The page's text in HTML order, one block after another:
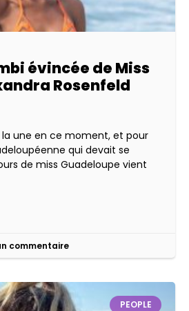
évincée de Miss
Rosenfeld
une en ce moment, et pour
qui devait se
de miss Guadeloupe vient
commentaire
PEOPLE